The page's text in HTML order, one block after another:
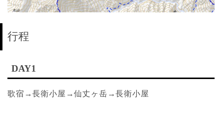
行程
DAY1
歌宿→長衛小屋→仙丈ヶ岳→長衛小屋